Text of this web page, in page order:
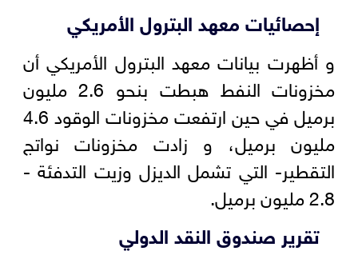
إحصائيات معهد البترول الأمريكي
و أظهرت بيانات معهد البترول الأمريكي أن
مخزونات النفط هبطت بنحو 2.6 مليون
برميل في حين ارتفعت مخزونات الوقود 4.6
مليون برميل، و زادت مخزونات نواتج
التقطير- التي تشمل الديزل وزيت التدفئة -
2.8 مليون برميل.
تقرير صندوق النقد الدولي